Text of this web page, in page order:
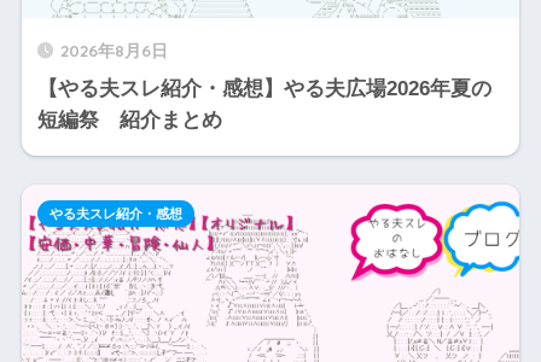
2026年8月6日
【やる夫スレ紹介・感想】やる夫広場2026年夏の
短編祭 紹介まとめ
やる夫スレ紹介・感想